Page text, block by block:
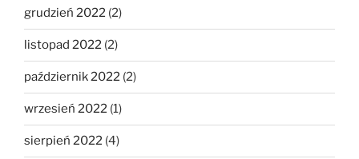
grudzień 2022 (2)
listopad 2022 (2)
październik 2022 (2)
wrzesień 2022 (1)
sierpień 2022 (4)